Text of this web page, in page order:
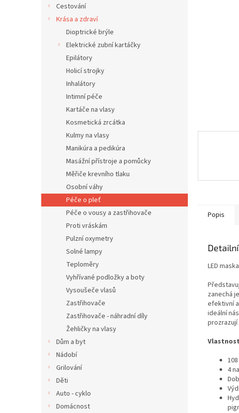
Cestování
Krása a zdraví
Dioptrické brýle
Elektrické zubní kartáčky
Epilátory
Holicí strojky
Inhalátory
Intimní péče
Kartáče na vlasy
Kosmetická zrcátka
Kulmy na vlasy
Manikúra a pedikúra
Masážní přístroje a pomůcky
Měřiče krevního tlaku
Osobní váhy
Péče o pleť
Péče o vousy a zastřihovače
Proti vráskám
Pulzní oxymetry
Solné lampy
Teploměry
Vyhřívané podložky a boty
Vysoušeče vlasů
Zastřihovače
Zastřihovače - náhradní díly
Žehličky na vlasy
Dům a byt
Nádobí
Grilování
Děti
Auto - cyklo
Domácnost
Popis
LED
zanechá
efektivní
ideální
prozrazují
4